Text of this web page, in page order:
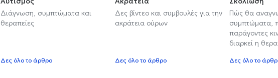
Διάγνωση, συμπτώματα και
θεραπείες
Δες όλο το άρθρο
Δες βίντεο και συμβουλές για την
ακράτεια ούρων
Δες όλο το άρθρο
Πώς θα
συμπτώματα,
παράγοντες
διαρκεί η
Δες όλο το